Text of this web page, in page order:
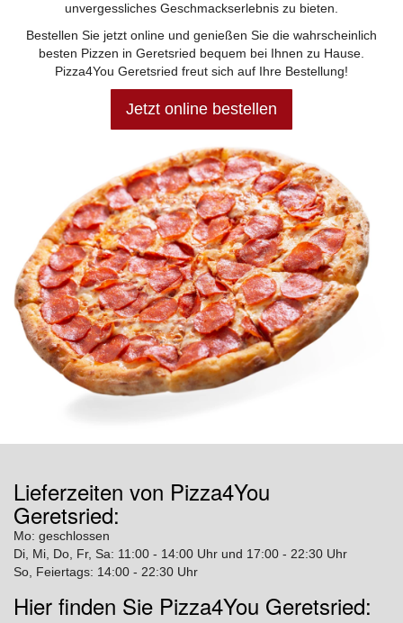
unvergessliches Geschmackserlebnis zu bieten.
Bestellen Sie jetzt online und genießen Sie die wahrscheinlich
besten Pizzen in Geretsried bequem bei Ihnen zu Hause.
Pizza4You Geretsried freut sich auf Ihre Bestellung!
Jetzt online bestellen
Lieferzeiten von Pizza4You
Geretsried:
Mo: geschlossen
Di, Mi, Do, Fr, Sa: 11:00 - 14:00 Uhr und 17:00 - 22:30 Uhr
So, Feiertags: 14:00 - 22:30 Uhr
Hier finden Sie Pizza4You Geretsried: